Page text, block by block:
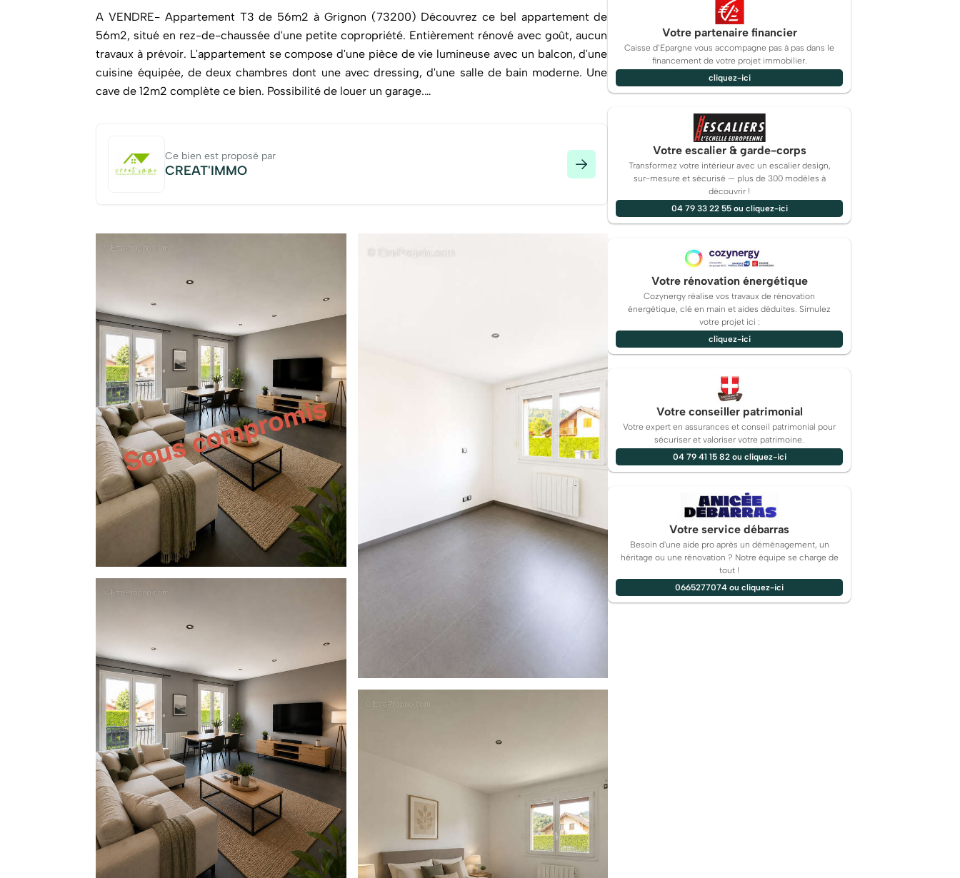
A VENDRE- Appartement T3 de 56m2 à Grignon (73200) Découvrez ce bel appartement de
56m2, situé en rez-de-chaussée d'une petite copropriété. Entièrement rénové avec goût, aucun
travaux à prévoir. L'appartement se compose d'une pièce de vie lumineuse avec un balcon, d'une
cuisine équipée, de deux chambres dont une avec dressing, d'une salle de bain moderne. Une
cave de 12m2 complète ce bien. Possibilité de louer un garage.
Les + de ce bien: Appartement très lumineux Aucun travaux à prévoir Facile d'accès Petite
soigné,prêt à vivre, à découvrir sans tarder! Honoraires d'agence à la charge du vendeur. Pour plus
de renseignements ou organiser une viste, n'hésitez pas à me contacter.
Ce bien est proposé par
CREAT'IMMO
Votre partenaire financier
Caisse d’Epargne vous accompagne pas à pas dans le
financement de votre projet immobilier.
cliquez-ici
Votre escalier & garde-corps
Transformez votre intérieur avec un escalier design,
sur-mesure et sécurisé — plus de 300 modèles à
découvrir !
04 79 33 22 55 ou cliquez-ici
Votre rénovation énergétique
Cozynergy réalise vos travaux de rénovation
énergétique, clé en main et aides déduites. Simulez
votre projet ici :
cliquez-ici
Votre conseiller patrimonial
Votre expert en assurances et conseil patrimonial pour
sécuriser et valoriser votre patrimoine.
04 79 41 15 82 ou cliquez-ici
Votre service débarras
Besoin d'une aide pro après un déménagement, un
héritage ou une rénovation ? Notre équipe se charge de
tout !
0665277074 ou cliquez-ici